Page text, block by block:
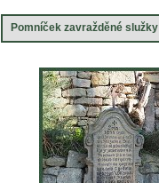
Pomníček zavražděné služky